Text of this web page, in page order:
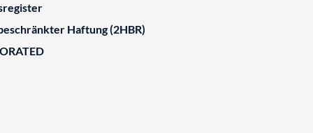
Haftung (2HBR)